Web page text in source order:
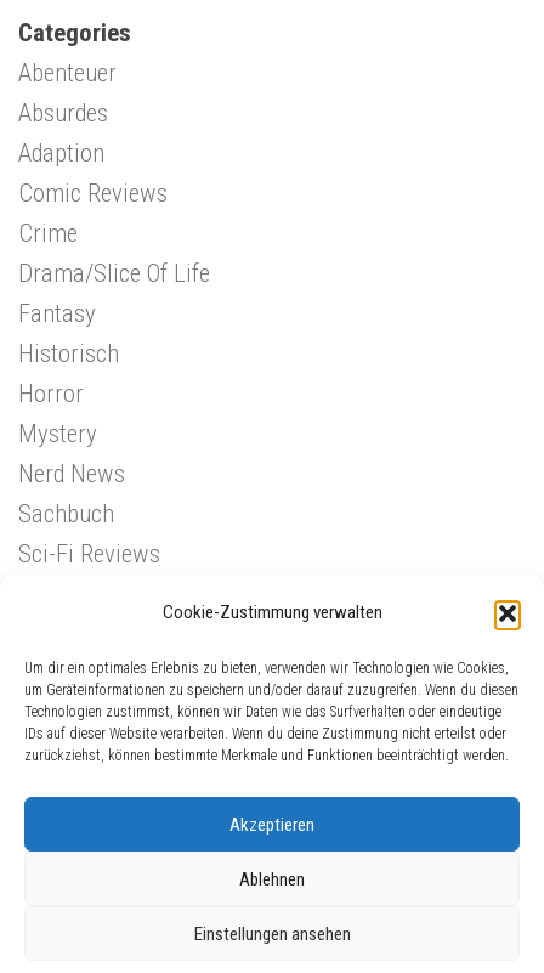
Cookie-Zustimmung verwalten
Um dir ein optimales Erlebnis zu bieten, verwenden wir Technologien wie Cookies,
um Geräteinformationen zu speichern und/oder darauf zuzugreifen. Wenn du diesen
Technologien zustimmst, können wir Daten wie das Surfverhalten oder eindeutige
IDs auf dieser Website verarbeiten. Wenn du deine Zustimmung nicht erteilst oder
zurückziehst, können bestimmte Merkmale und Funktionen beeinträchtigt werden.
Akzeptieren
Ablehnen
Einstellungen ansehen
Categories
Abenteuer
Absurdes
Adaption
Comic Reviews
Crime
Drama/Slice Of Life
Fantasy
Historisch
Horror
Mystery
Nerd News
Sachbuch
Sci-Fi Reviews